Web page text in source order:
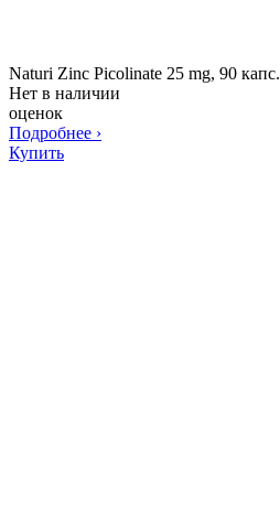
Naturi Zinc Picolinate 25 mg, 90 капс.
Нет в наличии
оценок
Подробнее ›
Купить